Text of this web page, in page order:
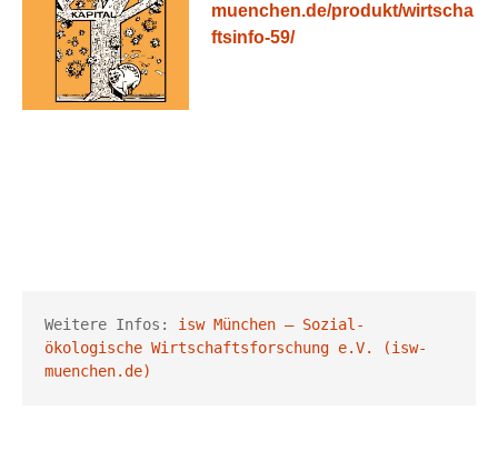
muenchen.de/produkt/wirtscha
ftsinfo-59/
Weitere Infos: isw München – Sozial-
ökologische Wirtschaftsforschung e.V. (isw-
muenchen.de)